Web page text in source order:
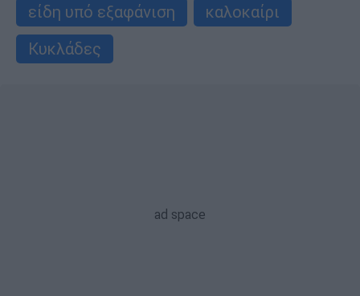
είδη υπό εξαφάνιση
καλοκαίρι
Κυκλάδες